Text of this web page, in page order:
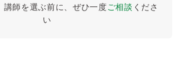
講師を選ぶ前に、ぜひ⼀度ご相談 くださ
い